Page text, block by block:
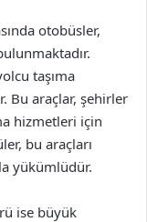
otobüsler,
taşıma
Bu araçlar, şehirler
hizmetleri için
bu araçları
yükümlüdür.
ise büyük